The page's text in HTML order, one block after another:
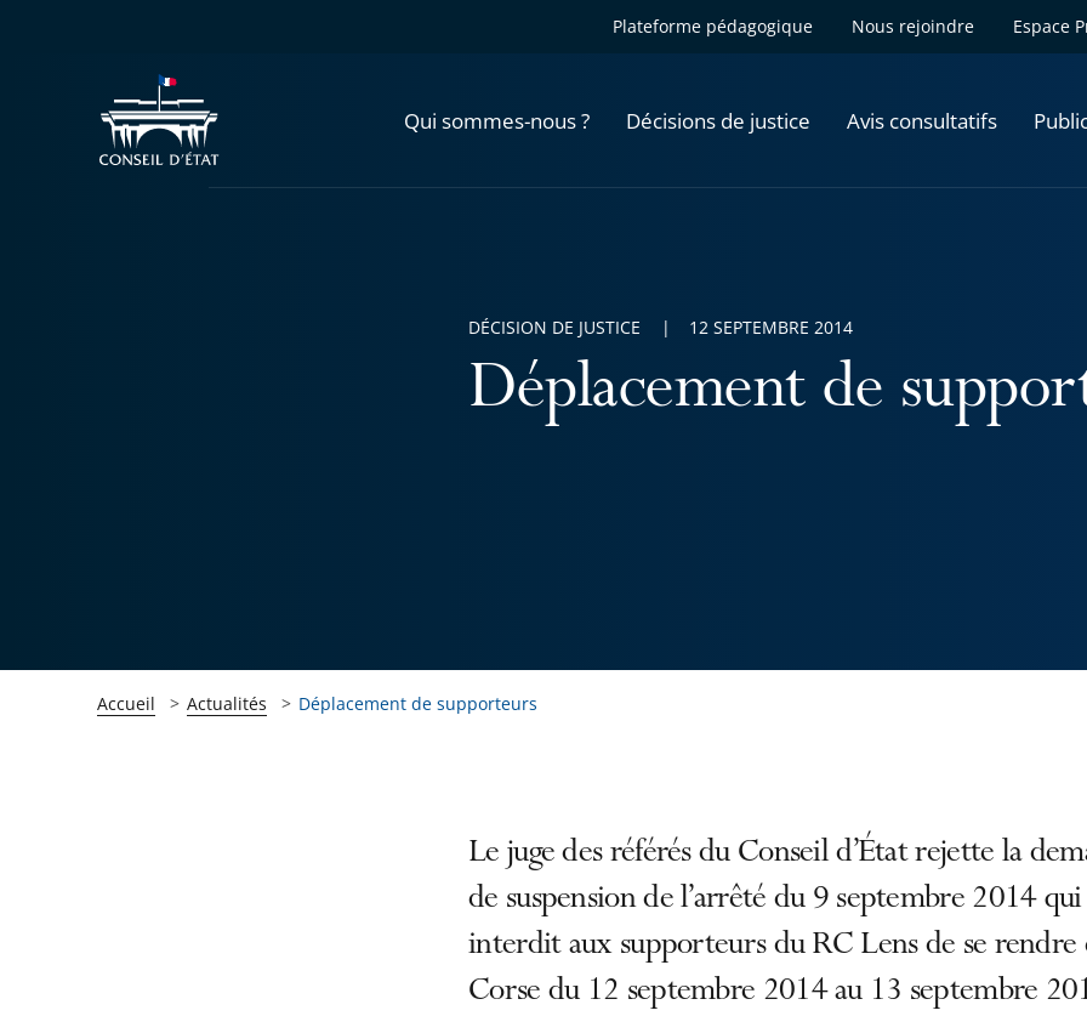
Plateforme pédagogique Nous rejoindre Espace
Qui sommes-nous ? Décisions de justice Avis consultatifs
Déplacement de
DÉCISION DE JUSTICE 12 SEPTEMBRE 2014
Accueil Actualités Déplacement de supporteurs
Le juge des référés du Conseil d’État rejette la
de suspension de l’arrêté du 9 septembre 2014 qui
interdit aux supporteurs du RC Lens de se rendre
Corse du 12 septembre 2014 au 13 septembre